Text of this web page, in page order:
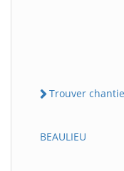
Trouver
BEAULIEU